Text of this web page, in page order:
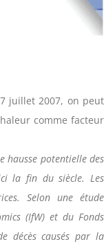
juillet 2007, on peut
comme facteur
hausse potentielle des
la fin du siècle. Les
Selon une étude
(IfW) et du Fonds
décès causés par la